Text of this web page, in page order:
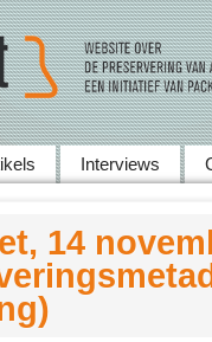
Interviews
14